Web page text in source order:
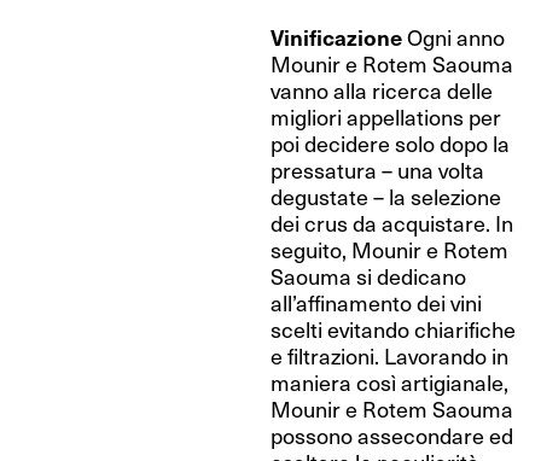
VinificazioneOgni anno
Mounir e Rotem Saouma
vanno alla ricerca delle
migliori appellations per
poi decidere solo dopo la
pressatura – una volta
degustate – la selezione
dei crus da acquistare. In
seguito, Mounir e Rotem
Saouma si dedicano
all’affinamento dei vini
scelti evitando chiarifiche
e filtrazioni. Lavorando in
maniera così artigianale,
Mounir e Rotem Saouma
possono assecondare ed